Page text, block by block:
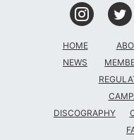
HOME
NEWS
DISCOGRAPHY